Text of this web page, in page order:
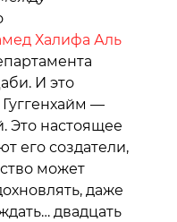
Халифа Аль
И это
—
Это настоящее
его создатели,
может
даже
двадцать